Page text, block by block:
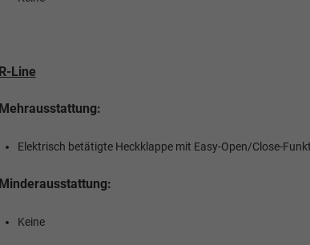
R-Line
Mehrausstattung:
Elektrisch betätigte Heckklappe mit Easy-Open/Close-
Minderausstattung:
Keine